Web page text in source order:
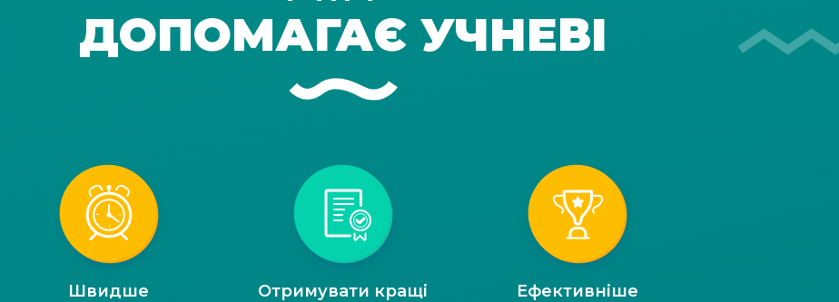
ДОПОМАГАЄ УЧНЕВІ
Швидше
Отримувати кращі
Ефективніше